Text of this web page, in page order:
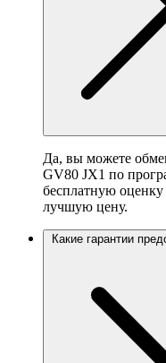
Да, вы можете
GV80 JX1 по
бесплатную
лучшую цену.
Какие гарантии